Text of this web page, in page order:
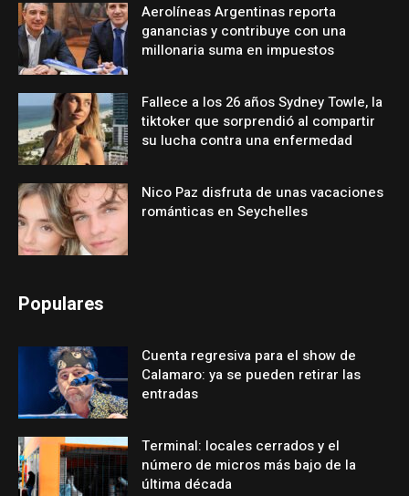
Aerolíneas Argentinas reporta
ganancias y contribuye con una
millonaria suma en impuestos
Fallece a los 26 años Sydney Towle, la
tiktoker que sorprendió al compartir
su lucha contra una enfermedad
Nico Paz disfruta de unas vacaciones
románticas en Seychelles
Populares
Cuenta regresiva para el show de
Calamaro: ya se pueden retirar las
entradas
Terminal: locales cerrados y el
número de micros más bajo de la
última década